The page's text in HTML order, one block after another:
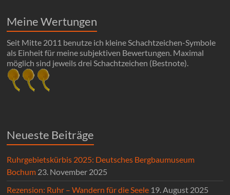
Meine Wertungen
Seit Mitte 2011 benutze ich kleine Schachtzeichen-Symbole
als Einheit für meine subjektiven Bewertungen. Maximal
möglich sind jeweils drei Schachtzeichen (Bestnote).
Neueste Beiträge
Ruhrgebietskürbis 2025: Deutsches Bergbaumuseum
Bochum 23. November 2025
Rezension: Ruhr – Wandern für die Seele 19. August 2025